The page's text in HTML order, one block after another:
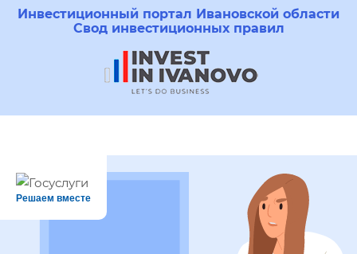
Инвестиционный портал Ивановской области
Свод инвестиционных правил
Решаем вместе